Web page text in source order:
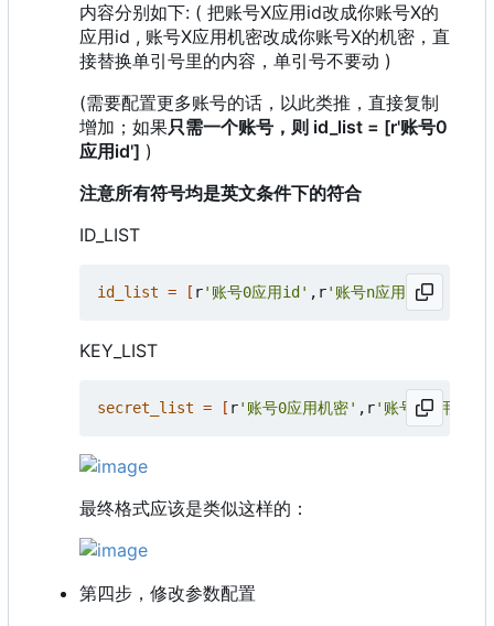
内容分别如下: ( 把账号X应用id改成你账号X的
应用id , 账号X应用机密改成你账号X的机密，直
接替换单引号里的内容，单引号不要动 )
(需要配置更多账号的话，以此类推，直接复制
增加；如果只需一个账号，则 id_list = [r'账号0
应用id'] )
注意所有符号均是英文条件下的符合
ID_LIST
id_list = [ r'账号0应用id' ,r'账号n应用id']
KEY_LIST
secret_list = [ r'账号0应用机密' ,r'账号n应用机密'
最终格式应该是类似这样的：
第四步，修改参数配置